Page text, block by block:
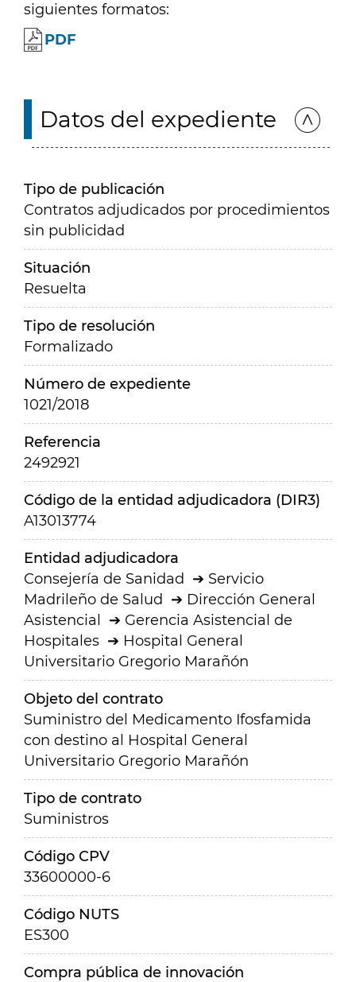
siguientes formatos:
PDF
Datos del expediente
Tipo de publicación
Contratos adjudicados por procedimientos
sin publicidad
Situación
Resuelta
Tipo de resolución
Formalizado
Número de expediente
1021/2018
Referencia
2492921
Código de la entidad adjudicadora (DIR3)
A13013774
Entidad adjudicadora
Consejería de Sanidad
Servicio
Madrileño de Salud
Dirección General
Asistencial
Gerencia Asistencial de
Hospitales
Hospital General
Universitario Gregorio Marañón
Objeto del contrato
Suministro del Medicamento Ifosfamida
con destino al Hospital General
Universitario Gregorio Marañón
Tipo de contrato
Suministros
Código CPV
33600000-6
Código NUTS
ES300
Compra pública de innovación